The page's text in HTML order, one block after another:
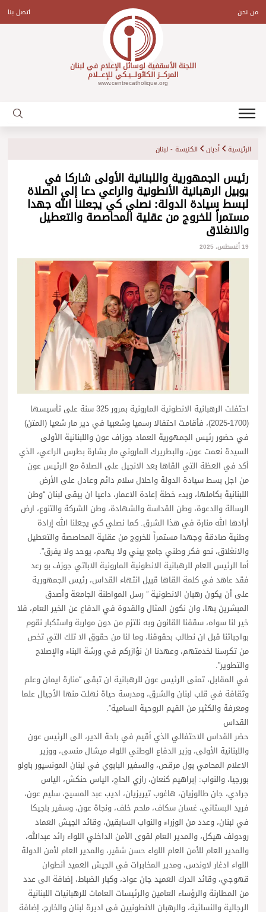
contentمن نحن اتصل بنا
اللجنة الأسقفية لوسائل الإعلام في لبنان
المركـــز الكاثولـــيـكي للإعـــلام
www.centrecatholique.org
الرئيسية أديان الكنيسة - لبنان
رئيس الجمهورية واللبنانية الأولى شاركا في
يوبيل الرهبانية الأنطونية والراعي دعا إلى الصلاة
لبسط سيادة الدولة: نصلي كي يجعلنا الله جهدا
مستمراً للخروج من عقلية المحاصصة والتعطيل
والانغلاق
19 أغسطس، 2025
احتفلت الرهبانية الانطونية المارونية بمرور 325 سنة على تأسيسها
(1700-2025)، فأقامت احتفالا رسميا وشعبيا في دير مار شعيا (المتن)
في حضور رئيس الجمهورية العماد جوزاف عون واللبنانية الأولى
السيدة نعمت عون، والبطريرك الماروني مار بشارة بطرس الراعي، الذي
أكد في العظة التي القاها بعد الانجيل على الصلاة مع الرئيس عون
من اجل بسط سيادة الدولة واحلال سلام دائم وعادل على الأرض
اللبنانية بكاملها، وبدء خطة إعادة الاعمار، داعيا ان يبقى لبنان “وطن
الرسالة والدعوة، وطن القداسة والشهادة، وطن الشركة والتنوع، ارض
أرادها الله منارة في هذا الشرق. كما نصلي كي يجعلنا الله إرادة
وطنية صادقة وجهدا مستمراً للخروج من عقلية المحاصصة والتعطيل
والانغلاق، نحو فكر وطني جامع يبني ولا يهدم، يوحد ولا يفرق”.
أما الرئيس العام للرهبانية الانطونية المارونية الاباتي جوزف بو رعد
فقد عاهد في كلمة القاها قبيل انتهاء القداس، رئيس الجمهورية
على أن يكون رهبان الانطونية ” رسل المواطنة الجامعة وأصدق
المبشرين بها، وان نكون المثال والقدوة في الدفاع عن الخير العام، فلا
خير لنا سواه، سقفنا القانون وبه نلتزم من دون مواربة واستكبار نقوم
بواجباتنا قبل ان نطالب بحقوقنا، وما لنا من حقوق الا تلك التي تخص
من تكرسنا لخدمتهم، وعهدنا ان نؤازركم في ورشة البناء والإصلاح
والتطوير”.
في المقابل، تمنى الرئيس عون للرهبانية ان تبقى “منارة ايمان وعلم
وثقافة في قلب لبنان والشرق، ومدرسة حياة نهلت منها الأجيال علما
ومعرفة والكثير من القيم الروحية السامية”.
القداس
حضر القداس الاحتفالي الذي أقيم في باحة الدير، الى الرئيس عون
واللبنانية الأولى، وزير الدفاع الوطني اللواء ميشال منسى، ووزير
الاعلام المحامي بول مرقص، والسفير البابوي في لبنان المونسيور باولو
بورجيا، والنواب: إبراهيم كنعان، رازي الحاج، الياس حنكش، الياس
جرادي، جان طالوزيان، هاغوب تيريزيان، اديب عبد المسيح، سليم عون،
فريد البستاني، غسان سكاف، ملحم خلف، ونجاة عون، وسفير بلجيكا
في لبنان، وعدد من الوزراء والنواب السابقين، وقائد الجيش العماد
رودولف هيكل، والمدير العام لقوى الأمن الداخلي اللواء رائد عبدالله،
والمدير العام للأمن العام اللواء حسن شقير، والمدير العام لأمن الدولة
اللواء ادغار لاوندس، ومدير المخابرات في الجيش العميد أنطوان
قهوجي، وقائد الدرك العميد جان عواد، وكبار الضباط، إضافة الى عدد
من المطارنة والرؤساء العامين والرئيسات العامات للرهبانيات اللبنانية
الرجالية والنسائية، والرهبان الانطونيين في اديرة لبنان والخارج، إضافة